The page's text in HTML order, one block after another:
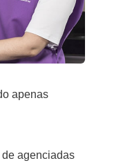
apenas
agenciadas